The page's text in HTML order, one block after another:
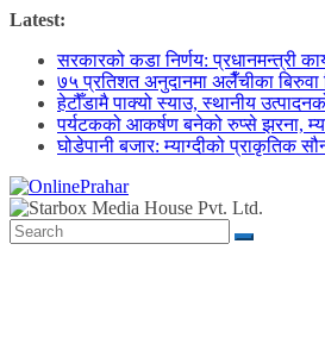
Skip
content
Latest:
सरकारको कडा निर्णय: प्रधानमन्त्री
७५ प्रतिशत अनुदानमा अलैँचीका बिरुवा
हेटौँडामै पाक्यो स्याउ, स्थानीय
पर्यटकको आकर्षण बनेको रुप्से झरना,
घोडेपानी बजार: म्याग्दीको प्राकृतिक